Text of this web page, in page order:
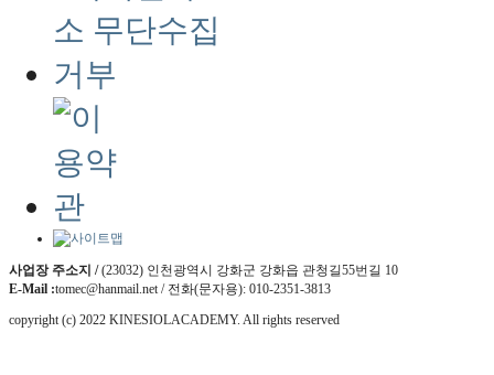
사업장 주소지 /(23032) 인천광역시 강화군 강화읍 관청길55번길 10
E-Mail :tomec@hanmail.net / 전화(문자용): 010-2351-3813
copyright (c) 2022 KINESIOLACADEMY. All rights reserved